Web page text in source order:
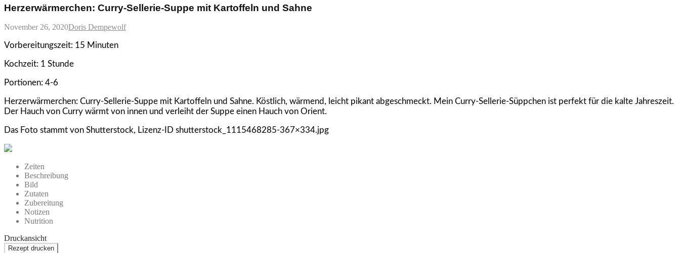
Herzerwärmerchen: Curry-Sellerie-Suppe mit Kartoffeln und Sahne
November 26, 2020Doris Dempewolf
Vorbereitungszeit: 15 Minuten
Kochzeit: 1 Stunde
Portionen: 4-6
Herzerwärmerchen: Curry-Sellerie-Suppe mit Kartoffeln und Sahne. Köstlich, wärmend, leicht pikant abgeschmeckt. Mein Curry-Sellerie-Süppchen ist perfekt für die kalte Jahreszeit.
Der Hauch von Curry wärmt von innen und verleiht der Suppe einen Hauch von Orient.
Das Foto stammt von Shutterstock, Lizenz-ID shutterstock_1115468285-367×334.jpg
Zeiten
Beschreibung
Bild
Zutaten
Zubereitung
Notizen
Nutrition
Druckansicht
Rezept drucken